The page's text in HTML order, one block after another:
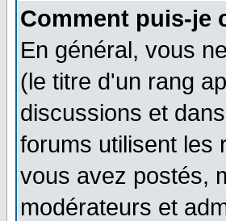
Comment puis-je
En général, vous
(le titre d'un rang
discussions et
forums utilisent les
vous avez postés,
modérateurs et